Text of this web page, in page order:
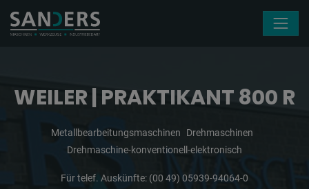
WEILER | PRAKTIKANT 800 R
Metallbearbeitungsmaschinen
Drehmaschinen
Drehmaschine-konventionell-elektronisch
Für telef. Auskünfte: (00 49) 05939-94064-0